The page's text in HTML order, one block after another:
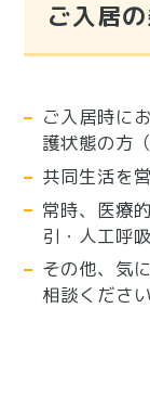
ご入居
ご入居時に
護状態の方
共同生活を
常時、医療
引・人工呼
その他、気
相談ください